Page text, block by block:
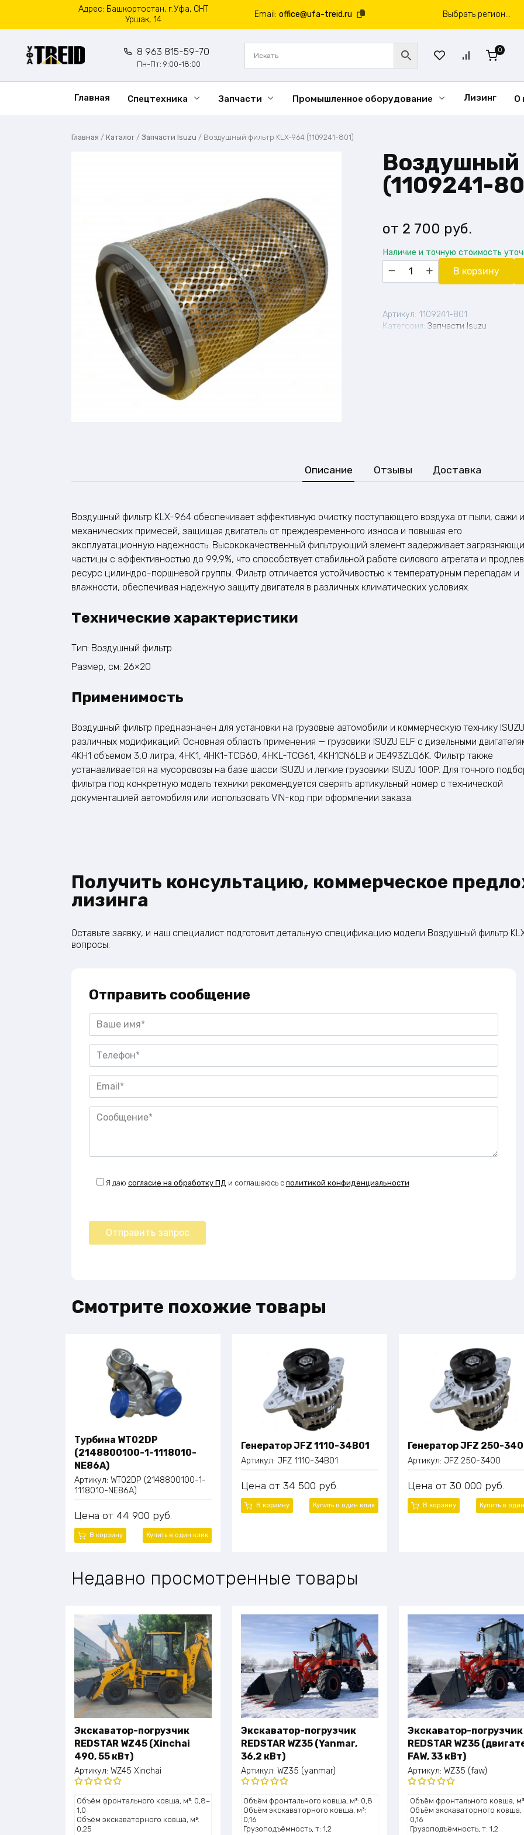
содержанию
Адрес: Башкортостан, г.Уфа, СНТ
Уршак, 14
Email: office@ufa-treid.ru Выбрать регион...
8 963 815-59-70
Пн-Пт: 9:00-18:00
0
Главная Спецтехника Запчасти Промышленное оборудование Лизинг О
Главная / Каталог/ Запчасти Isuzu / Воздушный фильтр KLX-964 (1109241-801)
Воздушный
(1109241-
2 700 руб.
Наличие и точную стоимость
Количество
товара
KLX-
964
В корзину
Артикул: 1109241-801
Категория: Запчасти Isuzu
Описание Отзывы Доставка
Воздушный фильтр KLX-964 обеспечивает эффективную очистку поступающего воздуха от пыли, сажи и
механических примесей, защищая двигатель от преждевременного износа и повышая его
эксплуатационную надежность. Высококачественный фильтрующий элемент задерживает
частицы с эффективностью до 99,9%, что способствует стабильной работе силового агрегата и
ресурс цилиндро-поршневой группы. Фильтр отличается устойчивостью к температурным перепадам и
влажности, обеспечивая надежную защиту двигателя в различных климатических условиях.​
Технические характеристики
Тип: Воздушный фильтр​
Размер, см: 26×20
Применимость
Воздушный фильтр предназначен для установки на грузовые автомобили и коммерческую технику ISUZU
различных модификаций. Основная область применения — грузовики ISUZU ELF с дизельными
4KH1 объемом 3,0 литра, 4HK1, 4НК1-TCG60, 4HKL-TCG61, 4KH1CN6LB и JE493ZLQ6K. Фильтр также
устанавливается на мусоровозы на базе шасси ISUZU и легкие грузовики ISUZU 100P. Для точного
фильтра под конкретную модель техники рекомендуется сверять артикульный номер с технической
документацией автомобиля или использовать VIN-код при оформлении заказа.​
Получить консультацию, коммерческое
лизинга
Оставьте заявку, и наш специалист подготовит детальную спецификацию модели Воздушный фильтр
вопросы.
Отправить сообщение
Я даю согласие на обработку ПД и соглашаюсь с политикой конфиденциальности
Смотрите похожие товары
Турбина WT02DP
(2148800100-1-1118010-
NE86A)
Артикул: WT02DP (2148800100-1-
1118010-NE86A)
Цена 44 900 руб.
В корзину Купить в один клик
Генератор JFZ 1110-34B01
Артикул: JFZ 1110-34B01
Цена 34 500 руб.
В корзину Купить в один клик
Генератор JFZ 250-
Артикул: JFZ 250-3400
Цена 30 000 руб.
В корзину Купить в
Недавно просмотренные товары
Экскаватор-погрузчик
REDSTAR WZ45 (Xinchai
490, 55 кВт)
Артикул: WZ45 Xinchai
Оценка
5.00
из 5
Объём фронтального ковша, м³: 0,8–
1,0
Объём экскаваторного ковша, м³:
0,25
Экскаватор-погрузчик
REDSTAR WZ35 (Yanmar,
36,2 кВт)
Артикул: WZ35 (yanmar)
Оценка
5.00из 5
Объём фронтального ковша, м³: 0,8
Объём экскаваторного ковша, м³:
0,16
Грузоподъёмность, т: 1,2
Экскаватор-погрузчик
REDSTAR WZ35
FAW, 33 кВт)
Артикул: WZ35 (faw)
Оценка
5.00из 5
Объём фронтального ковша,
Объём экскаваторного ковша,
0,16
Грузоподъёмность, т: 1,2